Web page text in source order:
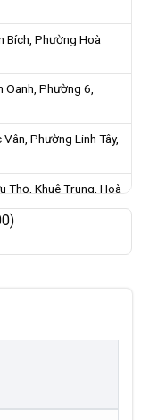
Bích, Phường Hoà
Oanh, Phường 6,
Phường Linh Tây,
Thọ, Khuê Trung, Hoà